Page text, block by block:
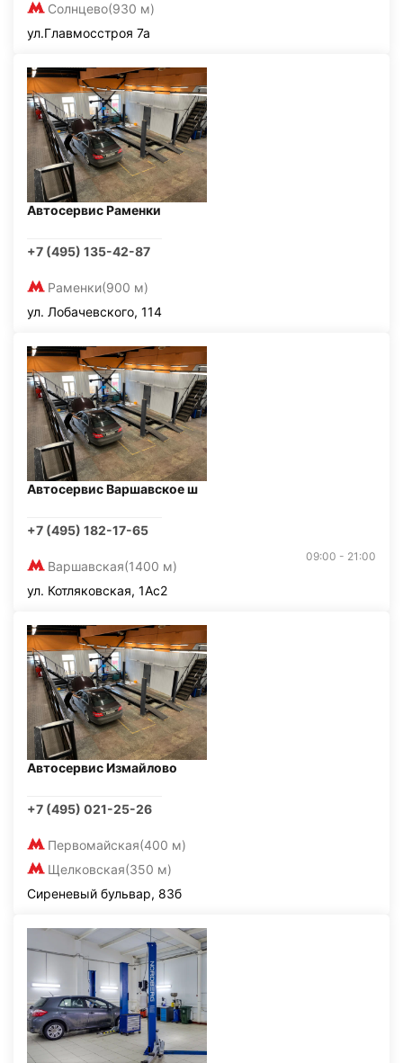
Солнцево(930 м)
ул.Главмосстроя 7а
Автосервис Раменки
+7 (495) 135-42-87
Раменки(900 м)
ул. Лобачевского, 114
Автосервис Варшавское ш
+7 (495) 182-17-65
Варшавская(1400 м)
09:00 - 21:00
ул. Котляковская, 1Ас2
Автосервис Измайлово
+7 (495) 021-25-26
Первомайская(400 м)
Щелковская(350 м)
Сиреневый бульвар, 83б